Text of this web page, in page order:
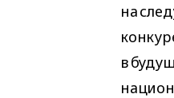
на
в